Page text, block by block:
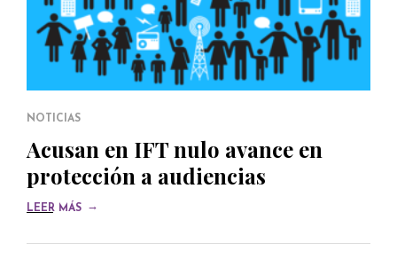
NOTICIAS
Acusan en IFT nulo avance en
protección a audiencias
LEER MÁS →